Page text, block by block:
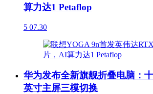
算力达1 Petaflop
5 07.30
华为发布全新旗舰折叠电脑：
英寸主屏三模切换